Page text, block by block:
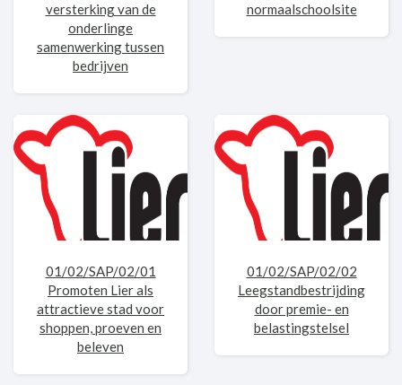
versterking van de
onderlinge
samenwerking tussen
bedrijven
normaalschoolsite
01/02/SAP/02/01
Promoten Lier als
attractieve stad voor
shoppen, proeven en
beleven
01/02/SAP/02/02
Leegstandbestrijding
door premie- en
belastingstelsel